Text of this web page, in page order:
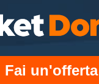
Fai un'offerta